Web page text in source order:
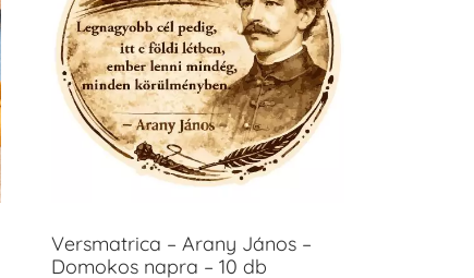
Versmatrica – Arany János –
Domokos napra – 10 db